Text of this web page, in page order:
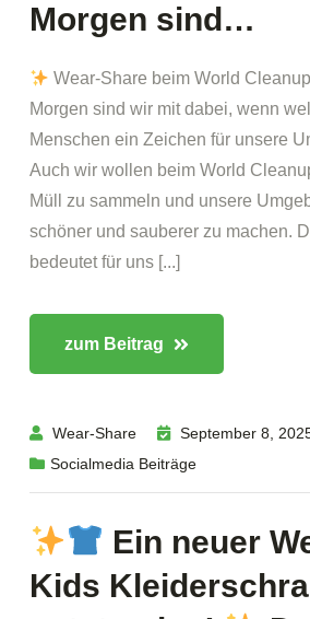
Morgen sind…
Wear-Share beim World
Morgen sind wir mit dabei, wenn
Menschen ein Zeichen für unsere
Auch wir wollen beim World
Müll zu sammeln und unsere
schöner und sauberer zu machen.
bedeutet für uns [...]
zum Beitrag
Wear-Share
September 8,
Socialmedia Beiträge
Ein neuer
Kids